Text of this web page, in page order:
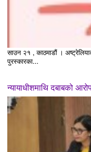
साउन २१ , काठमाडौं ।
पुरस्कारका...
न्यायाधीशमाथि दबाबको